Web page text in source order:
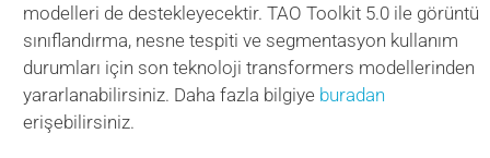
modelleri de destekleyecektir. TAO Toolkit 5.0 ile görüntü
sınıflandırma, nesne tespiti ve segmentasyon kullanım
durumları için son teknoloji transformers modellerinden
yararlanabilirsiniz. Daha fazla bilgiye buradan
erişebilirsiniz.